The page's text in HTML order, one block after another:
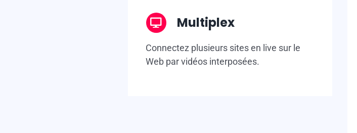
Multiplex
Connectez plusieurs sites en live sur le
Web par vidéos interposées.